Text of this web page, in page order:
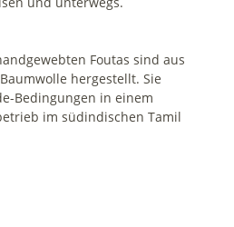
Foutas sind aus
hergestellt. Sie
Bedingungen in einem
im südindischen Tamil